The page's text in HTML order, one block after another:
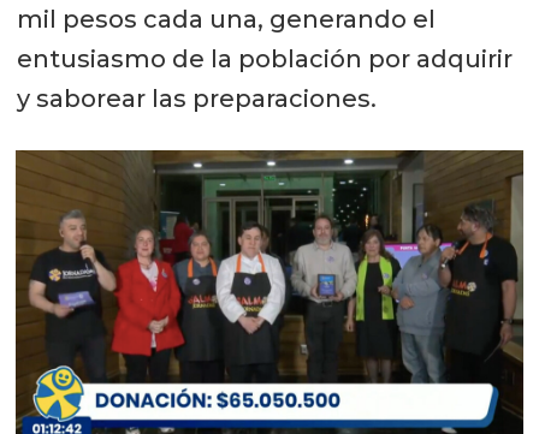
mil pesos cada una, generando el
entusiasmo de la población por adquirir
y saborear las preparaciones.